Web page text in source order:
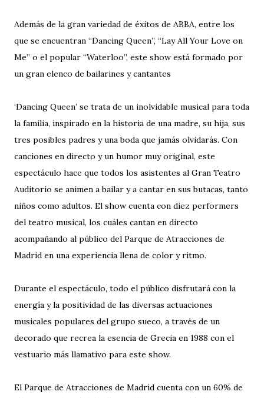
Además de la gran variedad de éxitos de ABBA, entre los
que se encuentran “Dancing Queen”, “Lay All Your Love on
Me” o el popular “Waterloo”, este show está formado por
un gran elenco de bailarines y cantantes
‘Dancing Queen’ se trata de un inolvidable musical para toda
la familia, inspirado en la historia de una madre, su hija, sus
tres posibles padres y una boda que jamás olvidarás. Con
canciones en directo y un humor muy original, este
espectáculo hace que todos los asistentes al Gran Teatro
Auditorio se animen a bailar y a cantar en sus butacas, tanto
niños como adultos. El show cuenta con diez performers
del teatro musical, los cuáles cantan en directo
acompañando al público del Parque de Atracciones de
Madrid en una experiencia llena de color y ritmo.
Durante el espectáculo, todo el público disfrutará con la
energía y la positividad de las diversas actuaciones
musicales populares del grupo sueco, a través de un
decorado que recrea la esencia de Grecia en 1988 con el
vestuario más llamativo para este show.
El Parque de Atracciones de Madrid cuenta con un 60% de